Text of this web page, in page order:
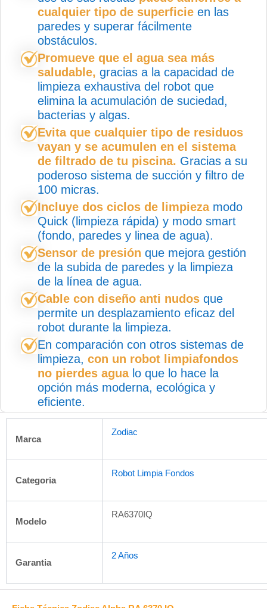
cualquier tipo de superficieen las
paredes y superar fácilmente
obstáculos.
Promueve que el agua sea más
saludable, gracias a la capacidad de
limpieza exhaustiva del robot que
elimina la acumulación de suciedad,
bacterias y algas.
Evita que cualquier tipo de residuos
vayan y se acumulen en el sistema
de filtrado de tu piscina. Gracias a su
poderoso sistema de succión y filtro de
100 micras.
Incluye dos ciclos de limpiezamodo
Quick (limpieza rápida) y modo smart
(fondo, paredes y linea de agua).
Sensor de presión que mejora gestión
de la subida de paredes y la limpieza
de la línea de agua.
Cable con diseño anti nudos que
permite un desplazamiento eficaz del
robot durante la limpieza.
En comparación con otros sistemas de
limpieza, con un robot limpiafondos
no pierdes agua lo que lo hace la
opción más moderna, ecológica y
eficiente.
Marca
Zodiac
Categoria
Robot Limpia Fondos
Modelo
RA6370IQ
Garantia
2 Años